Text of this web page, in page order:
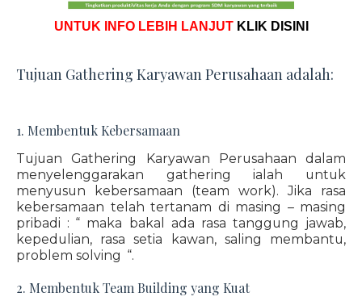
UNTUK INFO LEBIH LANJUT KLIK DISINI
Tujuan Gathering Karyawan Perusahaan adalah:
1. Membentuk Kebersamaan
Tujuan Gathering Karyawan Perusahaan dalam
menyelenggarakan gathering ialah untuk
menyusun kebersamaan (team work). Jika rasa
kebersamaan telah tertanam di masing – masing
pribadi : “ maka bakal ada rasa tanggung jawab,
kepedulian, rasa setia kawan, saling membantu,
problem solving “.
2. Membentuk Team Building yang Kuat